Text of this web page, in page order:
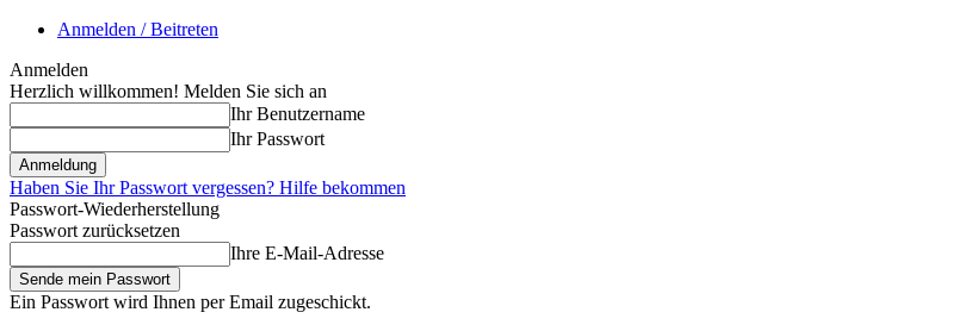
Anmelden / Beitreten
Anmelden
Herzlich willkommen! Melden Sie sich an
Ihr Benutzername
Ihr Passwort
Haben Sie Ihr Passwort vergessen? Hilfe bekommen
Passwort-Wiederherstellung
Passwort zurücksetzen
Ihre E-Mail-Adresse
Ein Passwort wird Ihnen per Email zugeschickt.